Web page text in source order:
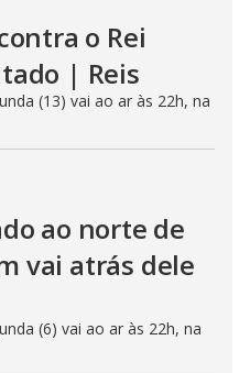
de
| Reis
(24) vai ao ar às 22h, na